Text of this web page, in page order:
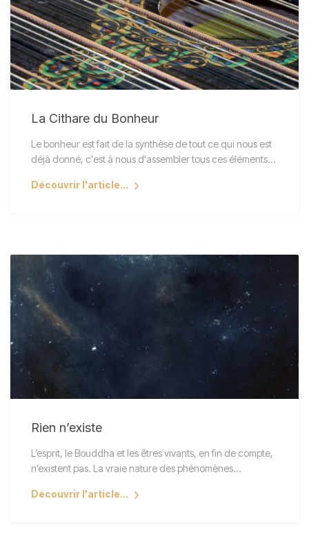
La Cithare du Bonheur
Le bonheur est fait de la synthèse de tout ce qui nous est
déjà donné, c'est à nous d'assembler tous ces éléments…
Découvrir l'article...
Rien n’existe
L’esprit, le Bouddha et les êtres vivants, en fin de compte,
n’existent pas. La vraie nature des phénomènes…
Découvrir l'article...